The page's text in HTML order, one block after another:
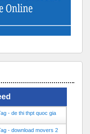
- de thi thpt quoc gia
- download movers 2